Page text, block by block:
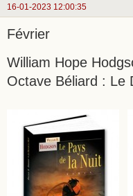
16-01-2023 12:00:35
Février
William Hope
Octave Béliard : Le